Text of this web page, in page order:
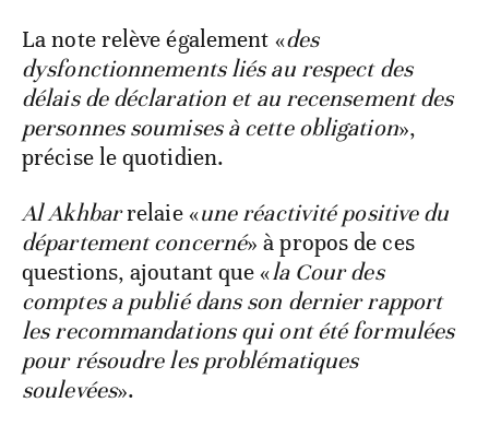
La note relève également «des
dysfonctionnements liés au respect des
délais de déclaration et au recensement des
personnes soumises à cette obligation»,
précise le quotidien.
Al Akhbarrelaie «une réactivité positive du
département concerné» à propos de ces
questions, ajoutant que «la Cour des
comptes a publié dans son dernier rapport
les recommandations qui ont été formulées
pour résoudre les problématiques
soulevées».